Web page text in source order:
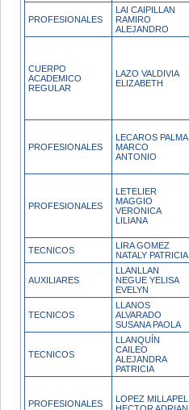
PROFESIONALES
LAI CAIPILLAN
RAMIRO
ALEJANDRO
CUERPO
ACADEMICO
REGULAR
LAZO VALDIVIA
ELIZABETH
PROFESIONALES
LECAROS PALMA
MARCO
ANTONIO
PROFESIONALES
LETELIER
MAGGIO
VERONICA
LILIANA
TECNICOS
LIRA GOMEZ
NATALY PATRICIA
AUXILIARES
LLANLLAN
NEGUE YELISA
EVELYN
TECNICOS
LLANOS
ALVARADO
SUSANA PAOLA
TECNICOS
LLANQUÍN
CAILEO
ALEJANDRA
PATRICIA
PROFESIONALES
LOPEZ MILLAPEL